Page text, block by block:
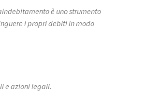
è uno strumento
i propri debiti in modo
e azioni legali.